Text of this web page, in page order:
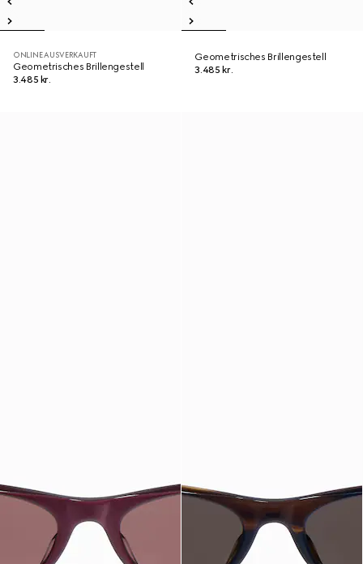
ONLINE AUSVERKAUFT
Geometrisches Brillengestell
3.485 kr.
Geometrisches Brillengestell
3.485 kr.